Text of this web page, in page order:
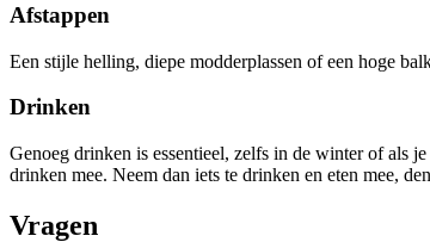
Afstappen
Een stijle helling, diepe modderplassen of een hoge
Drinken
Genoeg drinken is essentieel, zelfs in de winter of als
drinken mee. Neem dan iets te drinken en eten mee,
Vragen